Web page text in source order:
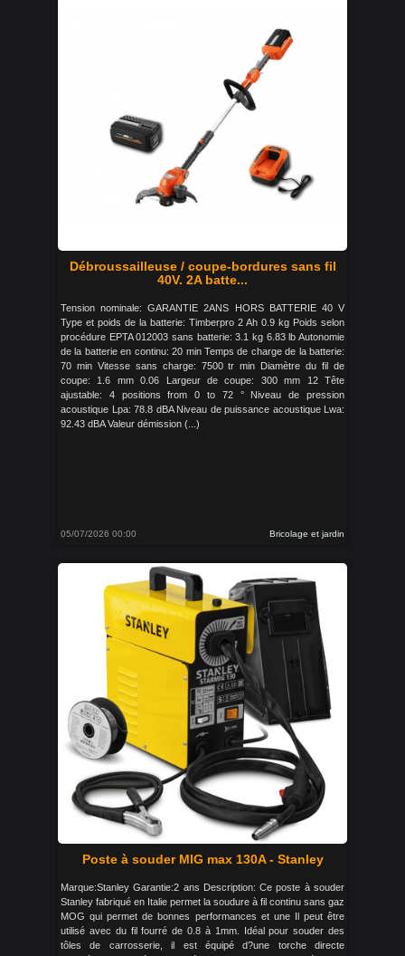
Débroussailleuse / coupe-bordures sans fil
40V. 2A batte...
Tension nominale: GARANTIE 2ANS HORS BATTERIE 40 V
Type et poids de la batterie: Timberpro 2 Ah 0.9 kg Poids selon
procédure EPTA 012003 sans batterie: 3.1 kg 6.83 lb Autonomie
de la batterie en continu: 20 min Temps de charge de la batterie:
70 min Vitesse sans charge: 7500 tr min Diamètre du fil de
coupe: 1.6 mm 0.06 Largeur de coupe: 300 mm 12 Tête
ajustable: 4 positions from 0 to 72 ° Niveau de pression
acoustique Lpa: 78.8 dBA Niveau de puissance acoustique Lwa:
92.43 dBA Valeur démission (...)
05/07/2026 00:00 Bricolage et jardin
Poste à souder MIG max 130A - Stanley
Marque:Stanley Garantie:2 ans Description: Ce poste à souder
Stanley fabriqué en Italie permet la soudure à fil continu sans gaz
MOG qui permet de bonnes performances et une Il peut être
utilisé avec du fil fourré de 0.8 à 1mm. Idéal pour souder des
tôles de carrosserie, il est équipé d?une torche directe